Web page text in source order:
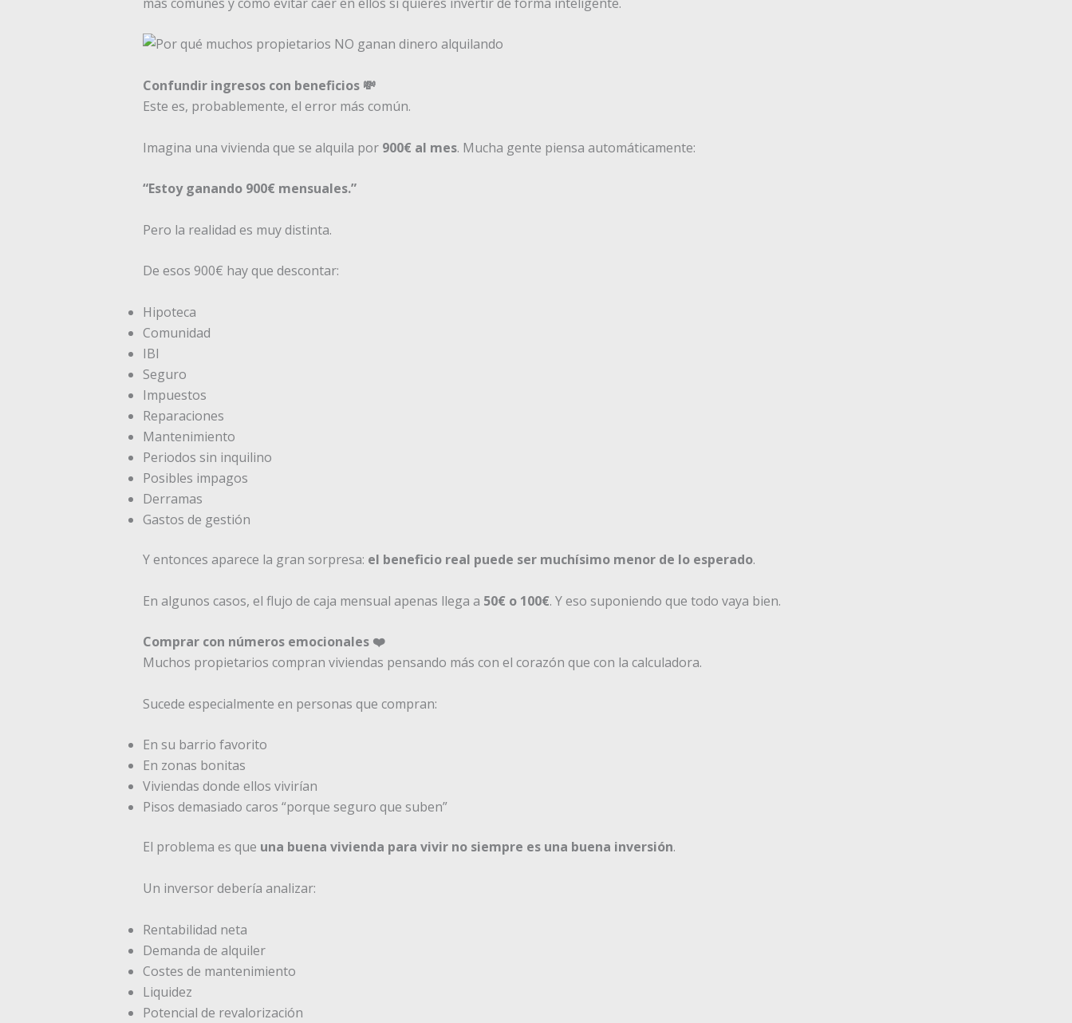
Confundir ingresos con beneficios 💸
Este es, probablemente, el error más común.
Imagina una vivienda que se alquila por 900€ al mes. Mucha gente piensa automáticamente:
“Estoy ganando 900€ mensuales.”
Pero la realidad es muy distinta.
De esos 900€ hay que descontar:
Hipoteca
Comunidad
IBI
Seguro
Impuestos
Reparaciones
Mantenimiento
Periodos sin inquilino
Posibles impagos
Derramas
Gastos de gestión
Y entonces aparece la gran sorpresa: el beneficio real puede ser muchísimo menor de lo esperado.
En algunos casos, el flujo de caja mensual apenas llega a 50€ o 100€. Y eso suponiendo que todo vaya bien.
Comprar con números emocionales ❤️
Muchos propietarios compran viviendas pensando más con el corazón que con la calculadora.
Sucede especialmente en personas que compran:
En su barrio favorito
En zonas bonitas
Viviendas donde ellos vivirían
Pisos demasiado caros “porque seguro que suben”
El problema es que una buena vivienda para vivir no siempre es una buena inversión.
Un inversor debería analizar:
Rentabilidad neta
Demanda de alquiler
Costes de mantenimiento
Liquidez
Potencial de revalorización